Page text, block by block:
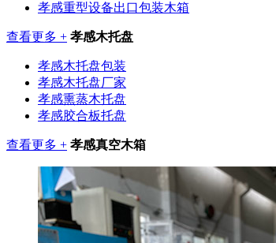
孝感重型设备出口包装木箱
查看更多 + 孝感木托盘
孝感木托盘包装
孝感木托盘厂家
孝感熏蒸木托盘
孝感胶合板托盘
查看更多 + 孝感真空木箱